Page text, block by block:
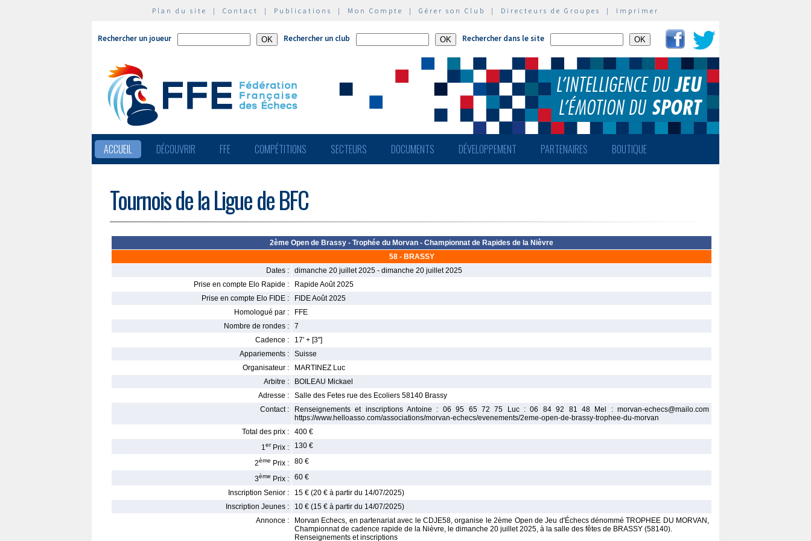
Plan du site | Contact | Publications | Mon Compte | Gérer son Club | Directeurs de Groupes | Imprimer
Rechercher un joueur Rechercher un club Rechercher dans le site
ACCUEIL DÉCOUVRIR FFE COMPÉTITIONS SECTEURS DOCUMENTS DÉVELOPPEMENT PARTENAIRES BOUTIQUE
Tournois de la Ligue de BFC
2ème Open de Brassy - Trophée du Morvan - Championnat de Rapides de la Nièvre
58 - BRASSY
Dates :
dimanche 20 juillet 2025 - dimanche 20 juillet 2025
Prise en compte Elo Rapide :
Rapide Août 2025
Prise en compte Elo FIDE :
FIDE Août 2025
Homologué par :
FFE
Nombre de rondes :
7
Cadence :
17' + [3'']
Appariements :
Suisse
Organisateur :
MARTINEZ Luc
Arbitre :
BOILEAU Mickael
Adresse :
Salle des Fetes rue des Ecoliers 58140 Brassy
Contact :
Renseignements et inscriptions Antoine : 06 95 65 72 75 Luc : 06 84 92 81 48 Mel : morvan-echecs@mailo.com
https://www.helloasso.com/associations/morvan-echecs/evenements/2eme-open-de-brassy-trophee-du-morvan
Total des prix :
400 €
1er Prix : 130 €
2ème Prix : 80 €
3ème Prix :
60 €
Inscription Senior :
15 € (20 € à partir du 14/07/2025)
Inscription Jeunes :
10 € (15 € à partir du 14/07/2025)
Annonce :
Morvan Echecs, en partenariat avec le CDJE58, organise le 2ème Open de Jeu d'Échecs dénommé TROPHEE DU MORVAN,
Championnat de cadence rapide de la Nièvre, le dimanche 20 juillet 2025, à la salle des fêtes de BRASSY (58140).
Renseignements et inscriptions